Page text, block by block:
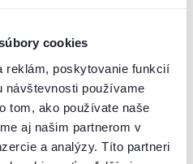
cookies
reklám, poskytovanie funkcií
návštevnosti používame
tom, ako používate naše
aj našim partnerom v
a analýzy. Títo partneri